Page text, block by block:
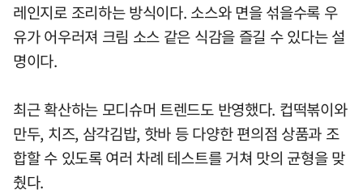
레인지로 조리하는 방식이다. 소스와 면을 섞을수록 우
유가 어우러져 크림 소스 같은 식감을 즐길 수 있다는 설
명이다.
최근 확산하는 모디슈머 트렌드도 반영했다. 컵떡볶이와
만두, 치즈, 삼각김밥, 핫바 등 다양한 편의점 상품과 조
합할 수 있도록 여러 차례 테스트를 거쳐 맛의 균형을 맞
췄다.